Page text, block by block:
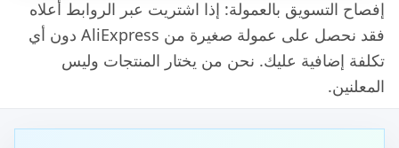
إفصاح التسويق بالعمولة: إذا اشتريت عبر الروابط أعلاه
فقد نحصل على عمولة صغيرة من AliExpress دون أي
تكلفة إضافية عليك. نحن من يختار المنتجات وليس
المعلنين.